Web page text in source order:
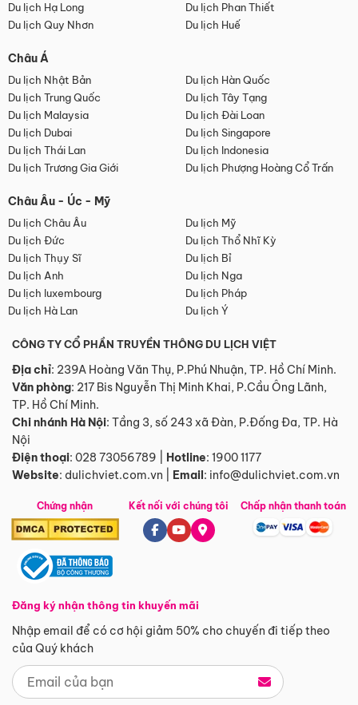
Du lịch Hạ Long
Du lịch Phan Thiết
Du lịch Quy Nhơn
Du lịch Huế
Châu Á
Du lịch Nhật Bản
Du lịch Hàn Quốc
Du lịch Trung Quốc
Du lịch Tây Tạng
Du lịch Malaysia
Du lịch Đài Loan
Du lịch Dubai
Du lịch Singapore
Du lịch Thái Lan
Du lịch Indonesia
Du lịch Trương Gia Giới
Du lịch Phượng Hoàng Cổ Trấn
Châu Âu - Úc - Mỹ
Du lịch Châu Âu
Du lịch Mỹ
Du lịch Đức
Du lịch Thổ Nhĩ Kỳ
Du lịch Thụy Sĩ
Du lịch Bỉ
Du lịch Anh
Du lịch Nga
Du lịch luxembourg
Du lịch Pháp
Du lịch Hà Lan
Du lịch Ý
CÔNG TY CỔ PHẦN TRUYỀN THÔNG DU LỊCH VIỆT
Địa chỉ: 239A Hoàng Văn Thụ, P.Phú Nhuận, TP. Hồ Chí Minh.
Văn phòng: 217 Bis Nguyễn Thị Minh Khai, P.Cầu Ông Lãnh,
TP. Hồ Chí Minh.
Chi nhánh Hà Nội: Tầng 3, số 243 xã Đàn, P.Đống Đa, TP. Hà
Nội
Điện thoại: 028 73056789 Hotline: 1900 1177
Website: dulichviet.com.vn Email: info@dulichviet.com.vn
Chứng nhận
Đăng ký nhận thông tin khuyến mãi
Nhập email để có cơ hội giảm 50% cho chuyến đi tiếp theo
của Quý khách
Kết nối với chúng tôi Chấp nhận thanh toán